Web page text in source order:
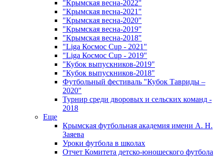
"Крымская весна-2022"
"Крымская весна-2021"
"Крымская весна-2020"
"Крымская весна-2019"
"Крымская весна-2018"
"Liga Космос Cup - 2021"
"Liga Космос Cup - 2019"
"Кубок выпускников-2019"
"Кубок выпускников-2018"
Футбольный фестиваль "Кубок Тавриды –
2020"
Турнир среди дворовых и сельских команд -
2018
Еще
Крымская футбольная академия имени А. Н.
Заяева
Уроки футбола в школах
Отчет Комитета детско-юношеского футбола